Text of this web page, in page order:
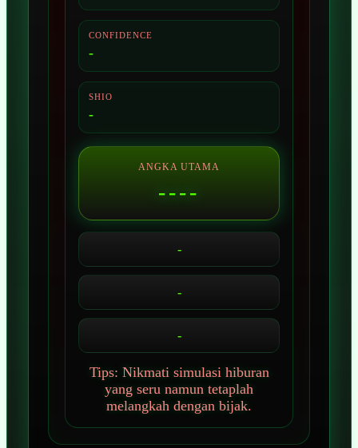
CONFIDENCE
-
SHIO
-
ANGKA UTAMA
----
-
-
-
Tips: Nikmati simulasi hiburan
yang seru namun tetaplah
melangkah dengan bijak.